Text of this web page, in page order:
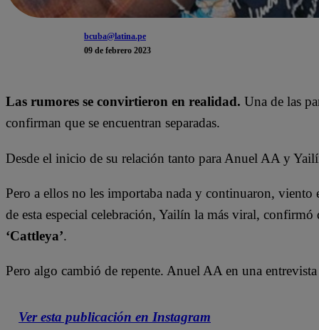
bcuba@latina.pe
09 de febrero 2023
Las rumores se convirtieron en realidad. Una de las
confirman que se encuentran separadas.
Desde el inicio de su relación tanto para Anuel AA y
Pero a ellos no les importaba nada y continuaron,
de esta especial celebración, Yailín la más viral, confirmó
‘Cattleya’.
Pero algo cambió de repente. Anuel AA en una
Ver esta publicación en Instagram